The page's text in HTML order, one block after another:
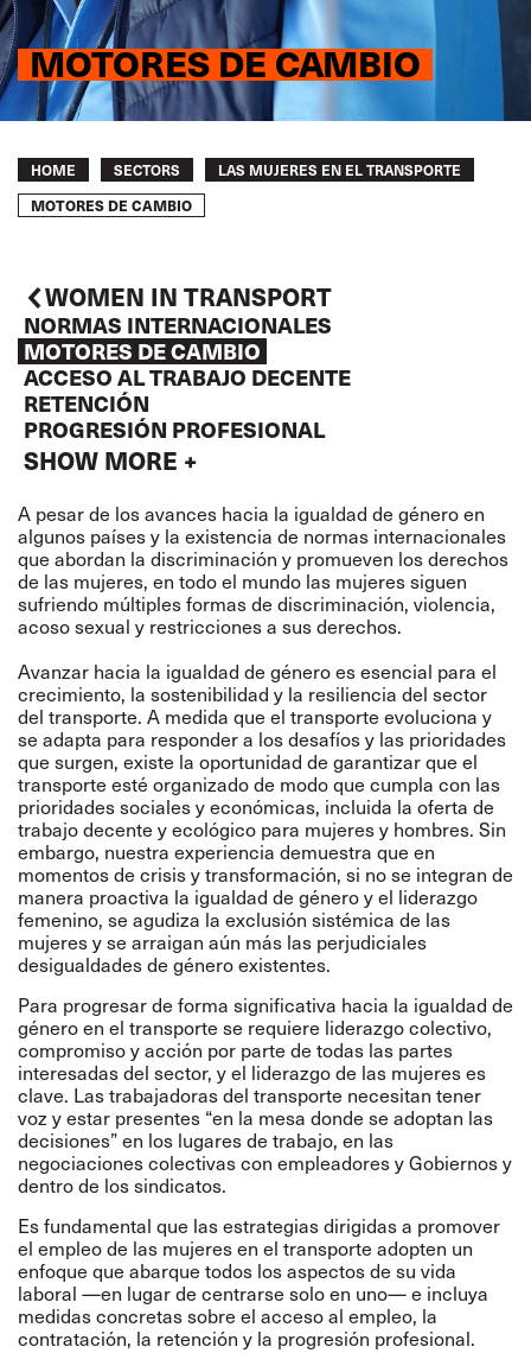
MOTORES DE CAMBIO
Breadcrumb
HOME SECTORS LAS MUJERES EN EL TRANSPORTE
MOTORES DE CAMBIO
WOMEN IN TRANSPORT
NORMAS INTERNACIONALES
MOTORES DE CAMBIO
ACCESO AL TRABAJO DECENTE
RETENCIÓN
PROGRESIÓN PROFESIONAL
SHOW MORE +
A pesar de los avances hacia la igualdad de género en
algunos países y la existencia de normas internacionales
que abordan la discriminación y promueven los derechos
de las mujeres, en todo el mundo las mujeres siguen
sufriendo múltiples formas de discriminación, violencia,
acoso sexual y restricciones a sus derechos.
Avanzar hacia la igualdad de género es esencial para el
crecimiento, la sostenibilidad y la resiliencia del sector
del transporte. A medida que el transporte evoluciona y
se adapta para responder a los desafíos y las prioridades
que surgen, existe la oportunidad de garantizar que el
transporte esté organizado de modo que cumpla con las
prioridades sociales y económicas, incluida la oferta de
trabajo decente y ecológico para mujeres y hombres. Sin
embargo, nuestra experiencia demuestra que en
momentos de crisis y transformación, si no se integran de
manera proactiva la igualdad de género y el liderazgo
femenino, se agudiza la exclusión sistémica de las
mujeres y se arraigan aún más las perjudiciales
desigualdades de género existentes.
Para progresar de forma significativa hacia la igualdad de
género en el transporte se requiere liderazgo colectivo,
compromiso y acción por parte de todas las partes
interesadas del sector, y el liderazgo de las mujeres es
clave. Las trabajadoras del transporte necesitan tener
voz y estar presentes “en la mesa donde se adoptan las
decisiones” en los lugares de trabajo, en las
negociaciones colectivas con empleadores y Gobiernos y
dentro de los sindicatos.
Es fundamental que las estrategias dirigidas a promover
el empleo de las mujeres en el transporte adopten un
enfoque que abarque todos los aspectos de su vida
laboral —en lugar de centrarse solo en uno— e incluya
medidas concretas sobre el acceso al empleo, la
contratación, la retención y la progresión profesional.